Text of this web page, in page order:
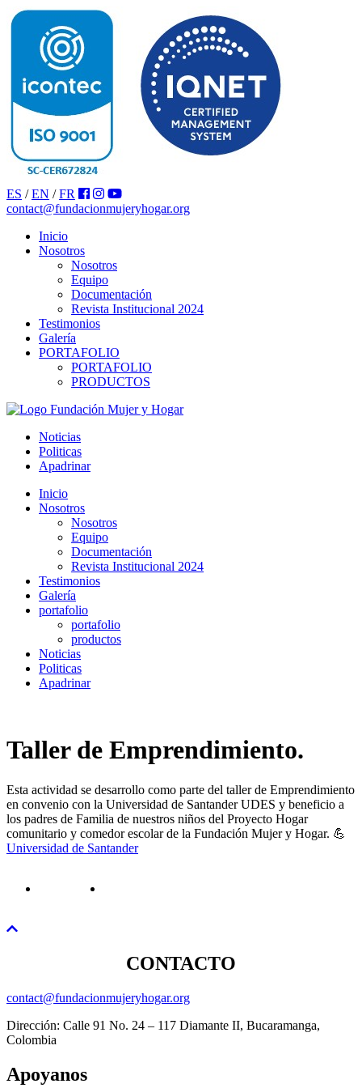
ES / EN / FR
contact@fundacionmujeryhogar.org
Inicio
Nosotros
Nosotros
Equipo
Documentación
Revista Institucional 2024
Testimonios
Galería
PORTAFOLIO
PORTAFOLIO
PRODUCTOS
Noticias
Politicas
Apadrinar
Inicio
Nosotros
Nosotros
Equipo
Documentación
Revista Institucional 2024
Testimonios
Galería
portafolio
portafolio
productos
Noticias
Politicas
Apadrinar
Taller de Emprendimiento.
Esta actividad se desarrollo como parte del taller de Emprendimiento
en convenio con la Universidad de Santander UDES y beneficio a
los padres de Familia de nuestros niños del Proyecto Hogar
comunitario y comedor escolar de la Fundación Mujer y Hogar. 💪
Universidad de Santander
CONTACTO
contact@fundacionmujeryhogar.org
Dirección: Calle 91 No. 24 – 117 Diamante II, Bucaramanga,
Colombia
Apoyanos